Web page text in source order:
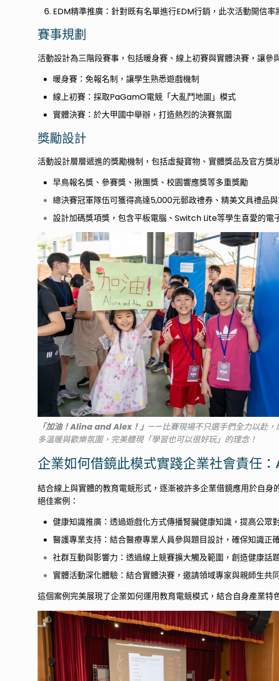
EDM精準推廣：針對既有名單進行EDM行銷，此次活動開信
賽事規劃
活動設計為三階段賽事，包括暖身賽、線上初賽與實體決賽，讓
暖身賽：免報名制，讓學生熟悉遊戲機制
線上初賽：採取PaGamO電競「大亂鬥地圖」模式
實體決賽：於大甲國中舉辦，打造熱烈的決賽氛圍
獎勵設計
活動設計層層遞進的獎勵機制，包括虛擬寶物、實體獎品及官方
早鳥報名獎、參賽獎、揪團獎、校園響應獎等多重獎勵
總決賽冠軍隊伍可獲得高達5,000元郵政禮券、精美文具禮品
設計加碼獎項獎，包含平板電腦、Switch Lite等學生喜愛的電
「加油！Alina and Alex！」 ——比賽現場不只選手們全力以赴，
多溫暖與歡樂氛圍，完美體現「學習也可以很好玩」的理念！
企業如何借鏡此模式實踐企業社會責任
結合線上與實體的教育電競形式，逐漸被許多企業借鏡應用於自
絕佳案例：
健康知識推廣：透過遊戲化方式傳播腎臟健康知識，提高公眾
醫護專業支持：結合醫療專業人員參與題目設計，確保知識正
社群互動與影響力：透過線上競賽擴大觸及範圍，創造健康話
實體活動深化體驗：結合實體決賽，邀請領域專家與親師生共
這個案例完美展現了企業如何運用教育電競模式，結合自身產業特